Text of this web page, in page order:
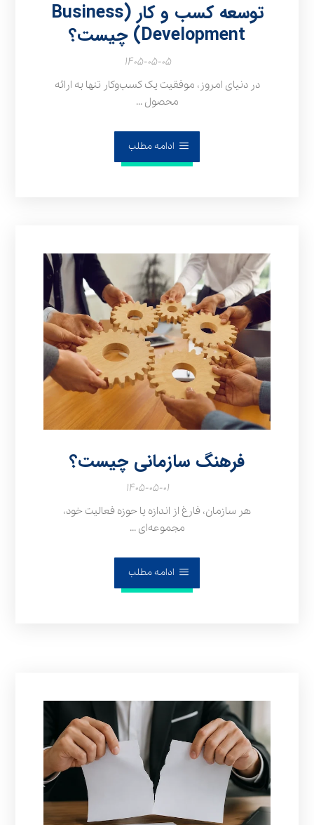
توسعه کسب و کار (Business
Development) چیست؟
۱۴۰۵-۰۵-۰۵
در دنیای امروز، موفقیت یک کسب‌وکار تنها به ارائه
محصول ...
ادامه مطلب
فرهنگ سازمانی چیست؟
۱۴۰۵-۰۵-۰۱
هر سازمان، فارغ از اندازه یا حوزه فعالیت خود،
مجموعه‌ای ...
ادامه مطلب